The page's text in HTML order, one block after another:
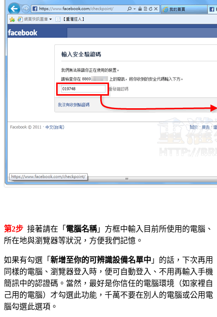
第2步 接著請在「 電腦名稱」方框中輸入目前所使用的電腦、
所在地與瀏覽器等狀況，方便我們記憶。
如果有勾選「 新增至你的可辨識設備名單中 」的話，下次再用
同樣的電腦、瀏覽器登入時，便可自動登入、不用再輸入手機
簡訊中的認證碼。當然，最好是你信任的電腦環境（如家裡自
己用的電腦）才勾選此功能，千萬不要在別人的電腦或公用電
腦勾選此選項。